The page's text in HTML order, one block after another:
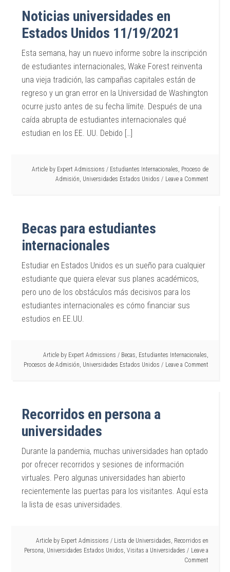
Noticias universidades en
Estados Unidos 11/19/2021
Esta semana, hay un nuevo informe sobre la inscripción
de estudiantes internacionales, Wake Forest reinventa
una vieja tradición, las campañas capitales están de
regreso y un gran error en la Universidad de Washington
ocurre justo antes de su fecha límite. Después de una
caída abrupta de estudiantes internacionales qué
estudian en los EE. UU. Debido […]
Article by Expert Admissions / Estudiantes Internacionales, Proceso de
Admisión, Universidades Estados Unidos Leave a Comment
Becas para estudiantes
internacionales
Estudiar en Estados Unidos es un sueño para cualquier
estudiante que quiera elevar sus planes académicos,
pero uno de los obstáculos más decisivos para los
estudiantes internacionales es cómo financiar sus
estudios en EE.UU.
Article by Expert Admissions / Becas, Estudiantes Internacionales,
Procesos de Admisión, Universidades Estados Unidos Leave a Comment
Recorridos en persona a
universidades
Durante la pandemia, muchas universidades han optado
por ofrecer recorridos y sesiones de información
virtuales. Pero algunas universidades han abierto
recientemente las puertas para los visitantes. Aquí esta
la lista de esas universidades.
Article by Expert Admissions / Lista de Universidades, Recorridos en
Persona, Universidades Estados Unidos, Visitas a Universidades
Leave a
Comment